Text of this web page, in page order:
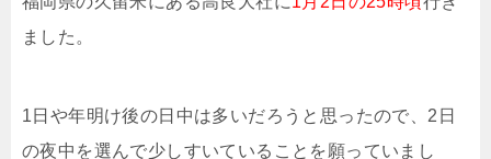
ました。
1日や年明け後の日中は多いだろうと思ったので、2日
の夜中を選んで少しすいていることを願っていまし